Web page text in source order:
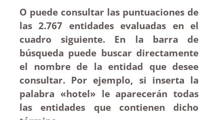
O puede consultar las puntuaciones de
las 2.767 entidades evaluadas en el
cuadro siguiente. En la barra de
búsqueda puede buscar directamente
el nombre de la entidad que desee
consultar. Por ejemplo, si inserta la
palabra «hotel» le aparecerán todas
las entidades que contienen dicho